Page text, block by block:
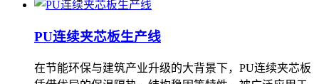
PU连续夹芯板生产线
在节能环保与建筑产业升级的大背景下，PU连续夹芯板